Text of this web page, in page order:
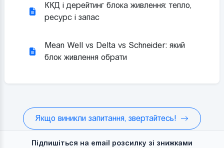
ККД і дерейтинг блока живлення: тепло,
ресурс і запас
Mean Well vs Delta vs Schneider: який
блок живлення обрати
Якщо виникли запитання, звертайтесь!
Підпишіться на email розсилку зі знижками